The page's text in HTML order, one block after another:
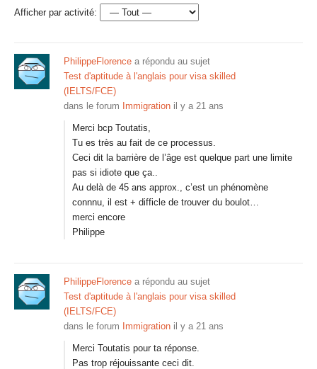
Afficher par activité:
PhilippeFlorence a répondu au sujet
Test d'aptitude à l'anglais pour visa skilled
(IELTS/FCE)
dans le forum Immigration il y a 21 ans
Merci bcp Toutatis,
Tu es très au fait de ce processus.
Ceci dit la barrière de l’âge est quelque part une limite
pas si idiote que ça..
Au delà de 45 ans approx., c’est un phénomène
connnu, il est + difficle de trouver du boulot…
merci encore
Philippe
PhilippeFlorence a répondu au sujet
Test d'aptitude à l'anglais pour visa skilled
(IELTS/FCE)
dans le forum Immigration il y a 21 ans
Merci Toutatis pour ta réponse.
Pas trop réjouissante ceci dit.